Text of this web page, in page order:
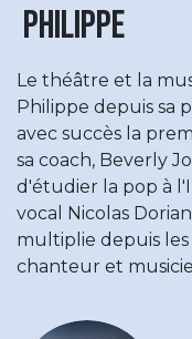
Philippe
Le théâtre et la
Philippe depuis sa
avec succès la
sa coach, Beverly
d'étudier la pop à
vocal Nicolas
multiplie depuis
chanteur et